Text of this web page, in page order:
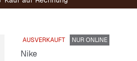
AUSVERKAUFT NUR ONLINE
Nike